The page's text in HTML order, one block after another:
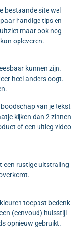
bestaande site wel
handige tips en
maar ook nog
opleveren.
kunnen zijn.
heel anders oogt.
van je tekst
kijken dan 2 zinnen
of een uitleg video
een rustige uitstraling
toepast bedenk
(eenvoud) huisstijl
opnieuw gebruikt.